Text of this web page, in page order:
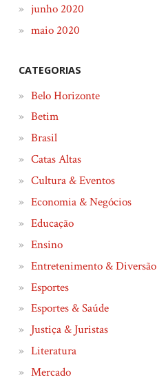
junho 2020
maio 2020
CATEGORIAS
Belo Horizonte
Betim
Brasil
Catas Altas
Cultura & Eventos
Economia & Negócios
Educação
Ensino
Entretenimento & Diversão
Esportes
Esportes & Saúde
Justiça & Juristas
Literatura
Mercado